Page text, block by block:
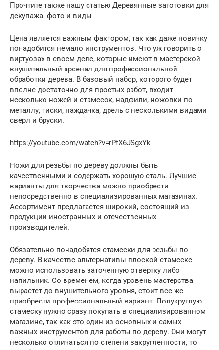
Прочтите также нашу статью Деревянные заготовки для
декупажа: фото и виды
Цена является важным фактором, так как даже новичку
понадобится немало инструментов. Что уж говорить о
виртуозах в своем деле, которые имеют в мастерской
внушительный арсенал для профессиональной
обработки дерева. В базовый набор, которого будет
вполне достаточно для простых работ, входит
несколько ножей и стамесок, надфили, ножовки по
металлу, тиски, наждачка, дрель с несколькими видами
сверл и бруски.
https://youtube.com/watch?v=rPfX6JSgxYk
Ножи для резьбы по дереву должны быть
качественными и содержать хорошую сталь. Лучшие
варианты для творчества можно приобрести
непосредственно в специализированных магазинах.
Ассортимент предлагается широкий, состоящий из
продукции иностранных и отечественных
производителей.
Обязательно понадобятся стамески для резьбы по
дереву. В качестве альтернативы плоской стамеске
можно использовать заточенную отвертку либо
напильник. Со временем, когда уровень мастерства
вырастет до внушительного уровня, стоит все же
приобрести профессиональный вариант. Полукруглую
стамеску нужно сразу покупать в специализированном
магазине, так как это один из основных и самых
важных инструментов для работы по дереву. Они могут
несколько отличаться по степени закругленности, то